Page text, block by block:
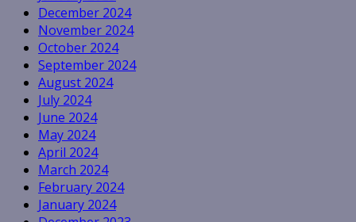
December 2024
November 2024
October 2024
September 2024
August 2024
July 2024
June 2024
May 2024
April 2024
March 2024
February 2024
January 2024